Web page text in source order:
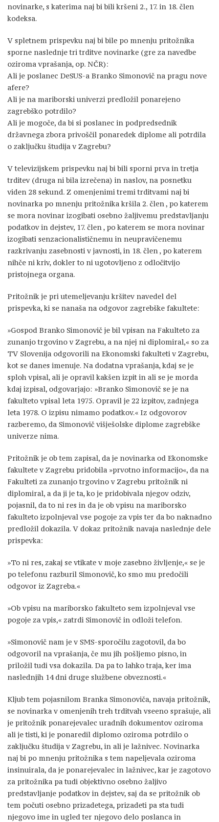
novinarke, s katerima naj bi bili kršeni 2., 17. in 18. člen
kodeksa.
V spletnem prispevku naj bi bile po mnenju pritožnika
sporne naslednje tri trditve novinarke (gre za navedbe
oziroma vprašanja, op. NČR):
Ali je poslanec DeSUS-a Branko Simonovič na pragu nove
afere?
Ali je na mariborski univerzi predložil ponarejeno
zagrebško potrdilo?
Ali je mogoče, da bi si poslanec in podpredsednik
državnega zbora privoščil ponaredek diplome ali potrdila
o zaključku študija v Zagrebu?
V televizijskem prispevku naj bi bili sporni prva in tretja
trditev (druga ni bila izrečena) in naslov, na posnetku
viden 28 sekund. Z omenjenimi tremi trditvami naj bi
novinarka po mnenju pritožnika kršila 2. člen , po katerem
se mora novinar izogibati osebno žaljivemu predstavljanju
podatkov in dejstev, 17. člen , po katerem se mora novinar
izogibati senzacionalističnemu in neupravičenemu
razkrivanju zasebnosti v javnosti, in 18. člen , po katerem
nihče ni kriv, dokler to ni ugotovljeno z odločitvijo
pristojnega organa.
Pritožnik je pri utemeljevanju kršitev navedel del
prispevka, ki se nanaša na odgovor zagrebške fakultete:
»Gospod Branko Simonovič je bil vpisan na Fakulteto za
zunanjo trgovino v Zagrebu, a na njej ni diplomiral,« so za
TV Slovenija odgovorili na Ekonomski fakulteti v Zagrebu,
kot se danes imenuje. Na dodatna vprašanja, kdaj se je
sploh vpisal, ali je opravil kakšen izpit in ali se je morda
kdaj izpisal, odgovarjajo: »Branko Simonovič se je na
fakulteto vpisal leta 1975. Opravil je 22 izpitov, zadnjega
leta 1978. O izpisu nimamo podatkov.« Iz odgovorov
razberemo, da Simonovič višješolske diplome zagrebške
univerze nima.
Pritožnik je ob tem zapisal, da je novinarka od Ekonomske
fakultete v Zagrebu pridobila »prvotno informacijo«, da na
Fakulteti za zunanjo trgovino v Zagrebu pritožnik ni
diplomiral, a da ji je ta, ko je pridobivala njegov odziv,
pojasnil, da to ni res in da je ob vpisu na mariborsko
fakulteto izpolnjeval vse pogoje za vpis ter da bo naknadno
predložil dokazila. V dokaz pritožnik navaja naslednje dele
prispevka:
»To ni res, zakaj se vtikate v moje zasebno življenje,« se je
po telefonu razburil Simonovič, ko smo mu predočili
odgovor iz Zagreba.«
»Ob vpisu na mariborsko fakulteto sem izpolnjeval vse
pogoje za vpis,« zatrdi Simonovič in odloži telefon.
»Simonovič nam je v SMS-sporočilu zagotovil, da bo
odgovoril na vprašanja, če mu jih pošljemo pisno, in
priložil tudi vsa dokazila. Da pa to lahko traja, ker ima
naslednjih 14 dni druge službene obveznosti.«
Kljub tem pojasnilom Branka Simonoviča, navaja pritožnik,
se novinarka v omenjenih treh trditvah vseeno sprašuje, ali
je pritožnik ponarejevalec uradnih dokumentov oziroma
ali je tisti, ki je ponaredil diplomo oziroma potrdilo o
zaključku študija v Zagrebu, in ali je lažnivec. Novinarka
naj bi po mnenju pritožnika s tem napeljevala oziroma
insinuirala, da je ponarejevalec in lažnivec, kar je zagotovo
za pritožnika pa tudi objektivno osebno žaljivo
predstavljanje podatkov in dejstev, saj da se pritožnik ob
tem počuti osebno prizadetega, prizadeti pa sta tudi
njegovo ime in ugled ter njegovo delo poslanca in